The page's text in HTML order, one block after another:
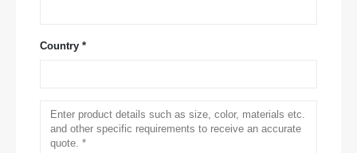
Country *
Contactez-nous